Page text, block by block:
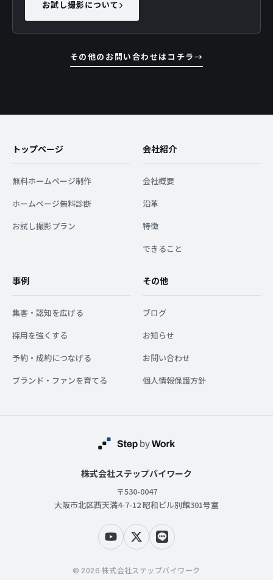
お試し撮影について
その他のお問い合わせはコチラ
トップページ
無料ホームページ制作
ホームページ無料診断
お試し撮影プラン
会社紹介
会社概要
沿革
特徴
できること
事例
集客・認知を広げる
採用を強くする
予約・成約につなげる
ブランド・ファンを育てる
その他
ブログ
お知らせ
お問い合わせ
個人情報保護方針
株式会社ステップバイワーク
〒530-0047
大阪市北区西天満4-7-12 昭和ビル別館301号室
© 2026 株式会社ステップバイワーク